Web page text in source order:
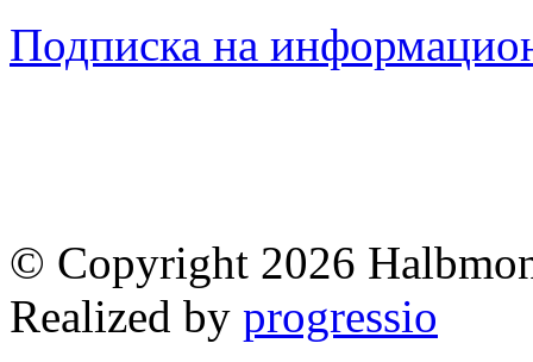
Подписка на
© Copyright 2026
Realized by progressio